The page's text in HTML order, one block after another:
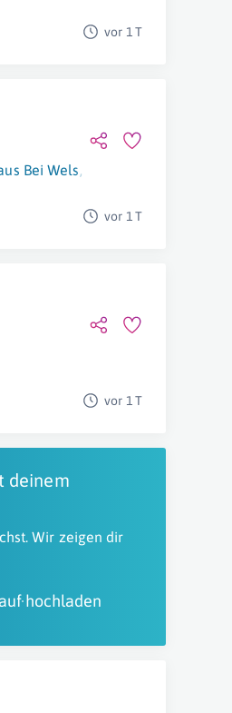
vor 1 T
Bei Wels,
vor 1 T
vor 1 T
deinem
Wir zeigen dir
hochladen